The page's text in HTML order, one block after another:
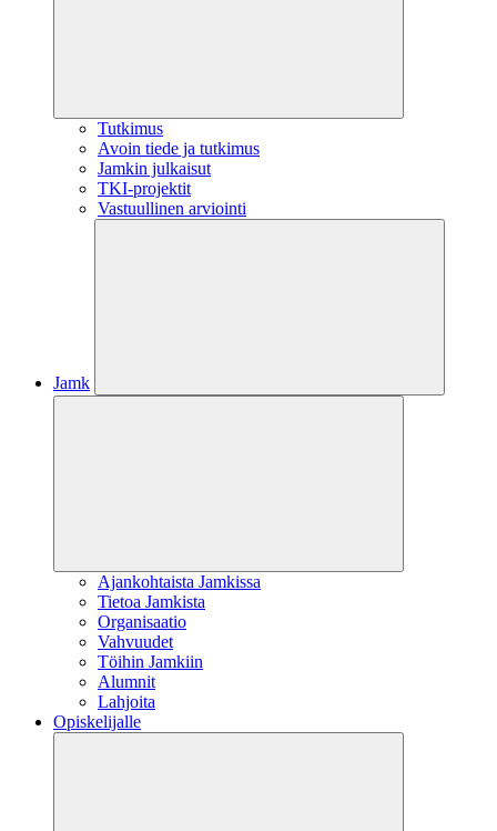
Tutkimus
Avoin tiede ja tutkimus
Jamkin julkaisut
TKI-projektit
Vastuullinen arviointi
Jamk
Ajankohtaista Jamkissa
Tietoa Jamkista
Organisaatio
Vahvuudet
Töihin Jamkiin
Alumnit
Lahjoita
Opiskelijalle